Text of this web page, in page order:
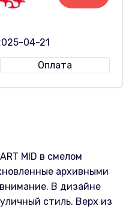
04-21
Оплата
MID в смелом
архивными
В дизайне
стиль. Верх из